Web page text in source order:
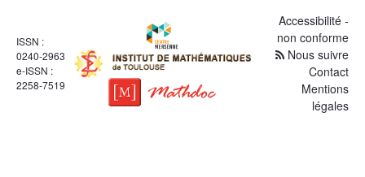
ISSN :
0240-2963
e-ISSN :
2258-7519
Accessibilité -
non conforme
Nous suivre
Contact
Mentions
légales